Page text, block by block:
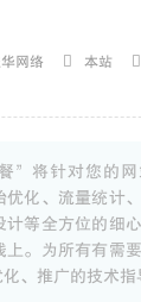
网络 本站
”将针对您的网
化、流量统计
等全方位的细
。为所有有需
、推广的技术指